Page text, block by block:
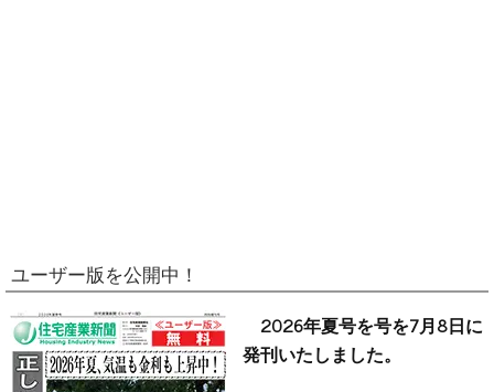
ユーザー版を公開中！
2026年夏号を号を7月8日に
発刊いたしました。